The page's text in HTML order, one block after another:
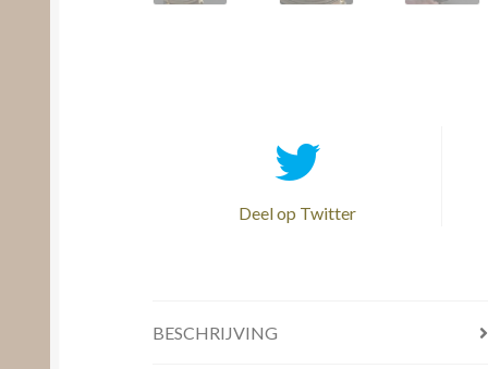
Deel op Twitter
BESCHRIJVING